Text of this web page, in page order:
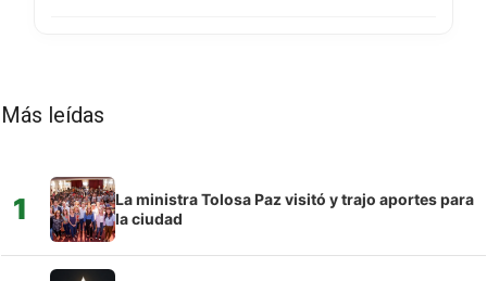
Más leídas
1
La ministra Tolosa Paz visitó y trajo aportes para
la ciudad